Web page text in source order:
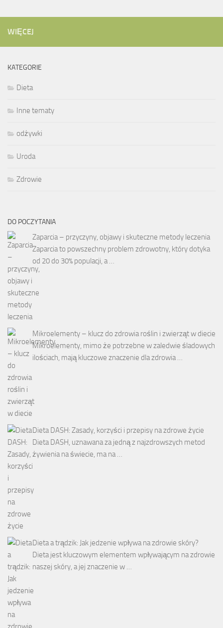
WIĘCEJ
KATEGORIE
Dieta
Inne tematy
odżywki
Uroda
Zdrowie
DO POCZYTANIA
Zaparcia – przyczyny, objawy i skuteczne metody leczenia
Zaparcia to powszechny problem zdrowotny, który dotyka
od 20 do 30% populacji, a …
Mikroelementy – klucz do zdrowia roślin i zwierząt w diecie
Mikroelementy, mimo że potrzebne w zaledwie śladowych
ilościach, mają kluczowe znaczenie dla zdrowia …
Dieta DASH: Zasady, korzyści i przepisy na zdrowe życie
Dieta DASH, uznawana za jedną z najzdrowszych metod
żywienia na świecie, ma na …
Dieta a trądzik: Jak jedzenie wpływa na zdrowie skóry?
Dieta jest kluczowym elementem wpływającym na zdrowie
naszej skóry, a jej znaczenie w …